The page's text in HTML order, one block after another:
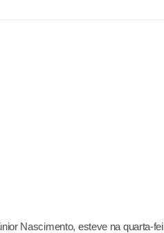
Nascimento, esteve na quarta-